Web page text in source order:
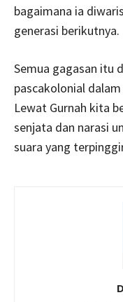
bagaimana ia
generasi berikutnya.
Semua gagasan itu
pascakolonial
Lewat Gurnah kita
senjata dan narasi
suara yang